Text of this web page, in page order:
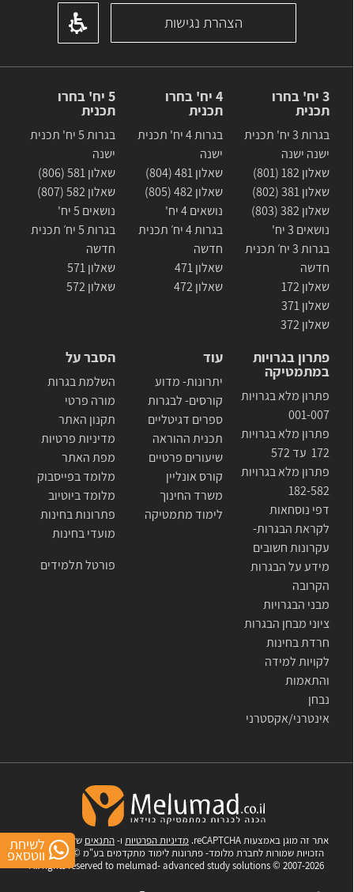
לשיחת
ווטסאפ
הצהרת נגישות
3 יח' בחרו
תכנית
בגרות 3 יח' תכנית
ישנה ישנה
שאלון 182 (801)
שאלון 381 (802)
שאלון 382 (803)
נושאים 3 יח'
בגרות 3 יח׳ תכנית
חדשה
שאלון 172
שאלון 371
שאלון 372
4 יח' בחרו
תכנית
בגרות 4 יח' תכנית
ישנה
שאלון 481 (804)
שאלון 482 (805)
נושאים 4 יח'
בגרות 4 יח׳ תכנית
חדשה
שאלון 471
שאלון 472
5 יח' בחרו
תכנית
בגרות 5 יח' תכנית
ישנה
שאלון 581 (806)
שאלון 582 (807)
נושאים 5 יח'
בגרות 5 יח׳ תכנית
חדשה
שאלון 571
שאלון 572
פתרון בגרויות
במתמטיקה
פתרון מלא בגרויות
001-007
פתרון מלא בגרויות
172 עד 572
פתרון מלא בגרויות
182-582
דפי נוסחאות
לקראת הבגרות-
עקרונות חשובים
מידע על הבגרות
הקרובה
מבני הבגרויות
ציוני מבחן הבגרות
חרדת בחינות
לקויות למידה
והתאמות
נבחן
אינטרני/אקסטרני
עוד
יתרונות- מדוע
קורסים- לבגרות
ספרים דגיטליים
תכנית ההוראה
שיעורים פרטיים
קורס אונליין
משרד החינוך
לימוד מתמטיקה
הסבר על
השלמת בגרות
מורה פרטי
תקנון האתר
מדיניות פרטיות
מפת האתר
מלומד בפייסבוק
מלומד ביוטיוב
פתרונות בחינות
מועדי בחינות
פורטל תלמידים
אתר זה מוגן באמצעות reCAPTCHA. מדיניות הפרטיות ו-התנאים של Google.
כל
הזכויות שמורות לחברת מלומד- פתרונות לימוד מתקדמים בע"מ © 2007-2026
All rights reserved to melumad- advanced study solutions © 2007-2026